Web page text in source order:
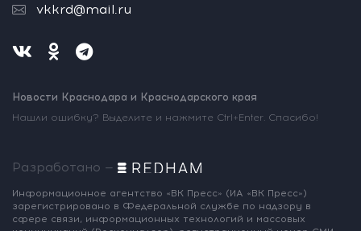
vkkrd@mail.ru
Новости Краснодара и Краснодарского края
Нашли ошибку? Выделите и нажмите Ctrl+Enter. Спасибо!
Разработано —
Информационное агентство «ВК Пресс» (ИА «ВК Пресс»)
зарегистрировано в Федеральной службе по надзору в
сфере связи, информационных технологий и массовых